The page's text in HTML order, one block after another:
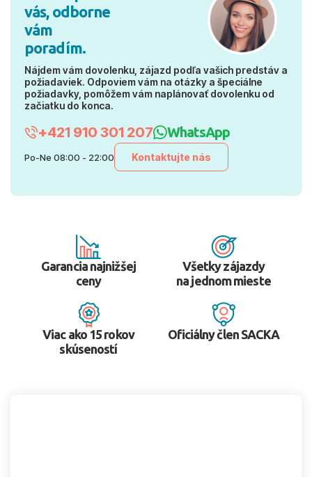
vás, odborne
vám
poradím.
Nájdem vám dovolenku, zájazd podľa vašich predstáv a
požiadaviek. Odpoviem vám na otázky a špeciálne
požiadavky, pomôžem vám naplánovať dovolenku od
začiatku do konca.
+421 910 301 207 WhatsApp
Po-Ne 08:00 - 22:00 Kontaktujte nás
Garancia najnižšej
ceny
Všetky zájazdy
na jednom mieste
Viac ako 15 rokov
skúseností
Oficiálny člen SACKA